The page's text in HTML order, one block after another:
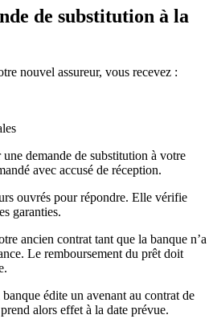
de substitution à la
nouvel assureur, vous recevez :
demande de substitution à votre
avec accusé de réception.
ouvrés pour répondre. Elle vérifie
garanties.
ancien contrat tant que la banque n’a
Le remboursement du prêt doit
édite un avenant au contrat de
alors effet à la date prévue.